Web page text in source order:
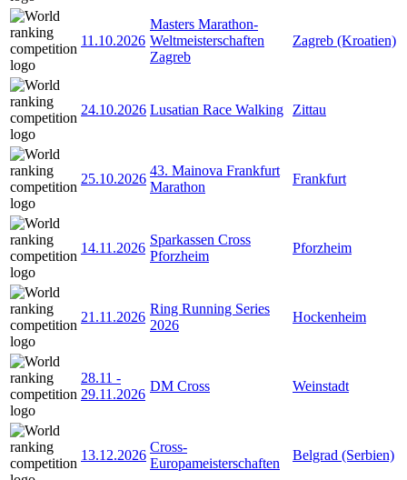
11.10.2026
Masters Marathon-
Weltmeisterschaften
Zagreb
Zagreb (Kroatien)
24.10.2026 Lusatian Race Walking Zittau
25.10.2026
43. Mainova Frankfurt
Marathon
Frankfurt
14.11.2026
Sparkassen Cross
Pforzheim
Pforzheim
21.11.2026
Ring Running Series
2026
Hockenheim
28.11 -
29.11.2026
DM Cross Weinstadt
13.12.2026
Cross-
Europameisterschaften
Belgrad (Serbien)